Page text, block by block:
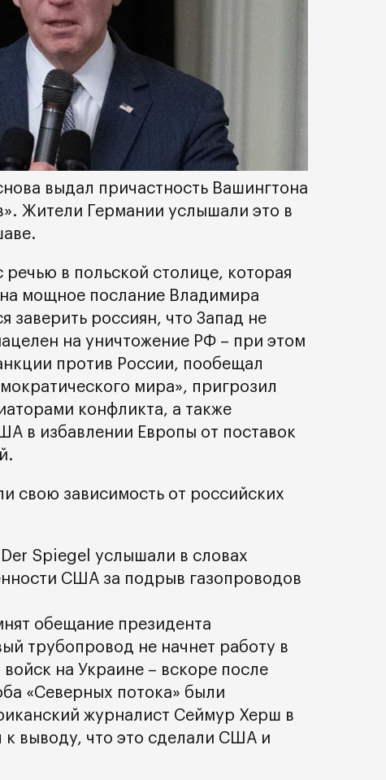
выдал причастность Вашингтона
Жители Германии услышали это в
речью в польской столице, которая
мощное послание Владимира
россиян, что Запад не
на уничтожение РФ – при этом
против России, пообещал
мира», пригрозил
конфликта, а также
в избавлении Европы от поставок
свою зависимость от российских
Spiegel услышали в словах
США за подрыв газопроводов
обещание президента
трубопровод не начнет работу в
на Украине – вскоре после
«Северных потока» были
журналист Сеймур Херш в
выводу, что это сделали США и